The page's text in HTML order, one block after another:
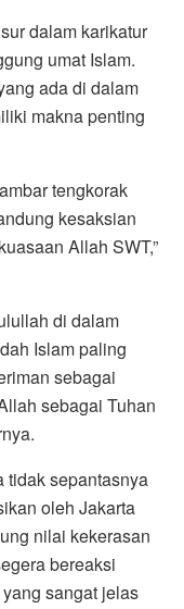
dalam karikatur
umat Islam.
ada di dalam
makna penting
tengkorak
kesaksian
Allah SWT,”
di dalam
Islam paling
sebagai
sebagai Tuhan
tidak sepantasnya
oleh Jakarta
nilai kekerasan
bereaksi
sangat jelas